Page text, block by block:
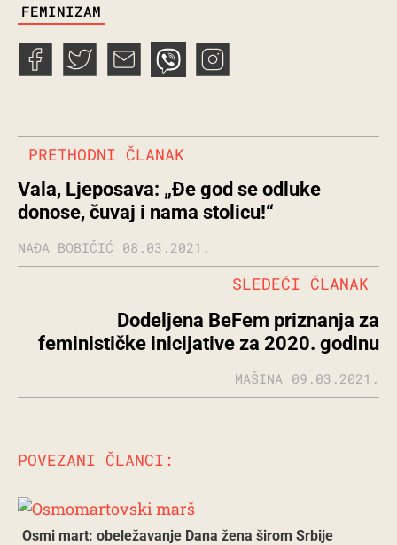
FEMINIZAM
PRETHODNI ČLANAK
Vala, Ljeposava: „Đe god se odluke
donose, čuvaj i nama stolicu!“
NAĐA BOBIČIĆ 08.03.2021.
Dodeljena BeFem priznanja za
feminističke inicijative za 2020. godinu
SLEDEĆI ČLANAK
MAŠINA 09.03.2021.
POVEZANI ČLANCI:
Osmi mart: obeležavanje Dana žena širom Srbije